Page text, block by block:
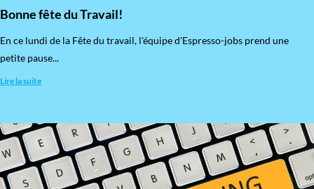
Bonne fête du Travail!
En ce lundi de la Fête du travail, l'équipe d'Espresso-jobs prend une
petite pause...
Lire la suite